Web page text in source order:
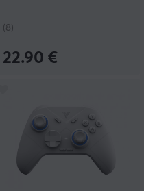
(8)
22.90 €